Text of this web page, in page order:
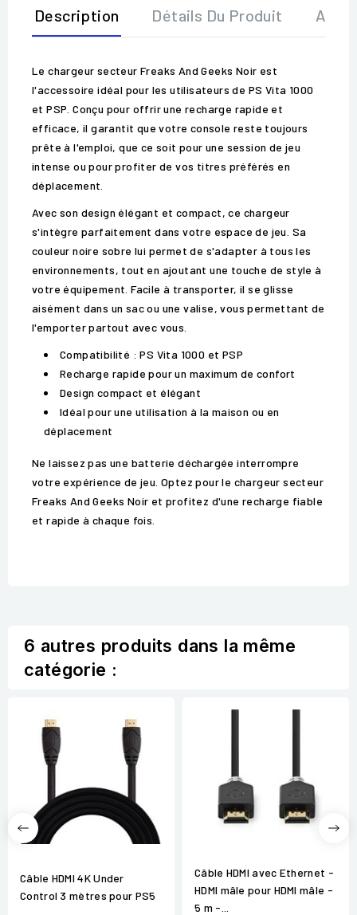
Description Détails Du Produit Avis
Le chargeur secteur Freaks And Geeks Noir est
l'accessoire idéal pour les utilisateurs de PS Vita 1000
et PSP. Conçu pour offrir une recharge rapide et
efficace, il garantit que votre console reste toujours
prête à l'emploi, que ce soit pour une session de jeu
intense ou pour profiter de vos titres préférés en
déplacement.
Avec son design élégant et compact, ce chargeur
s'intègre parfaitement dans votre espace de jeu. Sa
couleur noire sobre lui permet de s'adapter à tous les
environnements, tout en ajoutant une touche de style à
votre équipement. Facile à transporter, il se glisse
aisément dans un sac ou une valise, vous permettant de
l'emporter partout avec vous.
Compatibilité : PS Vita 1000 et PSP
Recharge rapide pour un maximum de confort
Design compact et élégant
Idéal pour une utilisation à la maison ou en
déplacement
Ne laissez pas une batterie déchargée interrompre
votre expérience de jeu. Optez pour le chargeur secteur
Freaks And Geeks Noir et profitez d'une recharge fiable
et rapide à chaque fois.
6 autres produits dans la même
catégorie :
Câble HDMI 4K Under
Control 3 mètres pour PS5
Câble HDMI avec Ethernet -
HDMI mâle pour HDMI mâle -
5 m -...